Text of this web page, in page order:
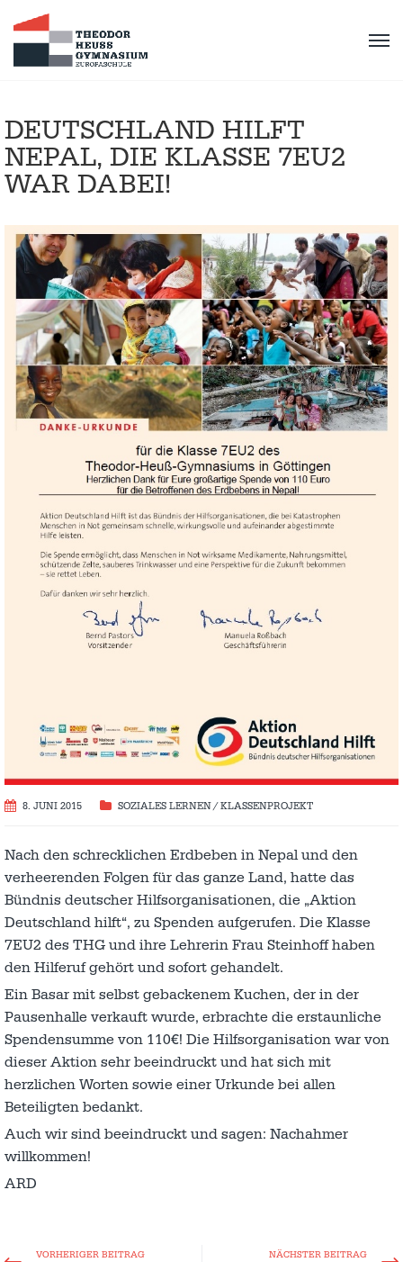
DEUTSCHLAND HILFT
NEPAL, DIE KLASSE 7EU2
WAR DABEI!
8. JUNI 2015 SOZIALES LERNEN / KLASSENPROJEKT
Nach den schrecklichen Erdbeben in Nepal und den
verheerenden Folgen für das ganze Land, hatte das
Bündnis deutscher Hilfsorganisationen, die „Aktion
Deutschland hilft“, zu Spenden aufgerufen. Die Klasse
7EU2 des THG und ihre Lehrerin Frau Steinhoff haben
den Hilferuf gehört und sofort gehandelt.
Ein Basar mit selbst gebackenem Kuchen, der in der
Pausenhalle verkauft wurde, erbrachte die erstaunliche
Spendensumme von 110€! Die Hilfsorganisation war von
dieser Aktion sehr beeindruckt und hat sich mit
herzlichen Worten sowie einer Urkunde bei allen
Beteiligten bedankt.
Auch wir sind beeindruckt und sagen: Nachahmer
willkommen!
ARD
VORHERIGER BEITRAG NÄCHSTER BEITRAG